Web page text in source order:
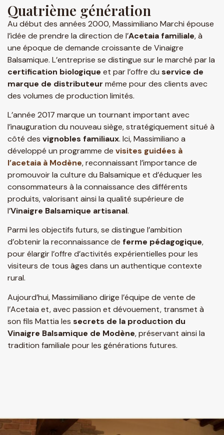
Quatrième génération
Au début des années 2000, Massimiliano Marchi épouse
l’idée de prendre la direction de l’Acetaia familiale, à
une époque de demande croissante de Vinaigre
Balsamique. L’entreprise se distingue sur le marché par la
certification biologique et par l’offre du service de
marque de distributeur même pour des clients avec
des volumes de production limités.
L’année 2017 marque un tournant important avec
l’inauguration du nouveau siège, stratégiquement situé à
côté des vignobles familiaux. Ici, Massimiliano a
développé un programme de visites guidées à
l’acetaia à Modène, reconnaissant l’importance de
promouvoir la culture du Balsamique et d’éduquer les
consommateurs à la connaissance des différents
produits, valorisant ainsi la qualité supérieure de
l’Vinaigre Balsamique artisanal.
Parmi les objectifs futurs, se distingue l’ambition
d’obtenir la reconnaissance de ferme pédagogique,
pour élargir l’offre d’activités expérientielles pour les
visiteurs de tous âges dans un authentique contexte
rural.
Aujourd’hui, Massimiliano dirige l’équipe de vente de
l’Acetaia et, avec passion et dévouement, transmet à
son fils Mattia les secrets de la production du
Vinaigre Balsamique de Modène, préservant ainsi la
tradition familiale pour les générations futures.